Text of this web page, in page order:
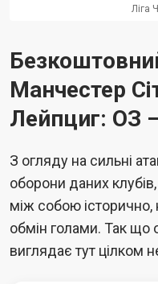
Ліга
Манчестер
Лейпциг: ОЗ
З огляду на сильні
оборони даних
між собою історично,
обмін голами. Так що
виглядає тут цілком